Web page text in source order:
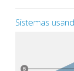
Sistemas